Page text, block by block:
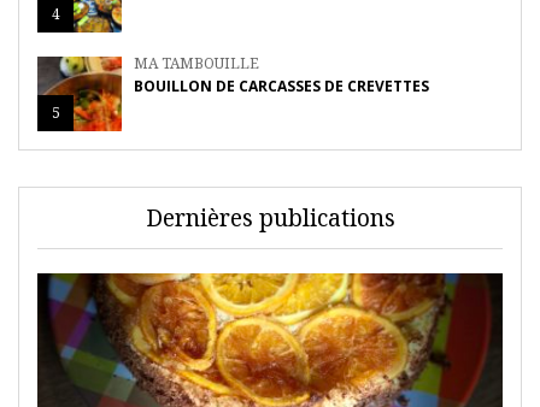
4
5
MA TAMBOUILLE
BOUILLON DE CARCASSES DE CREVETTES
Dernières publications